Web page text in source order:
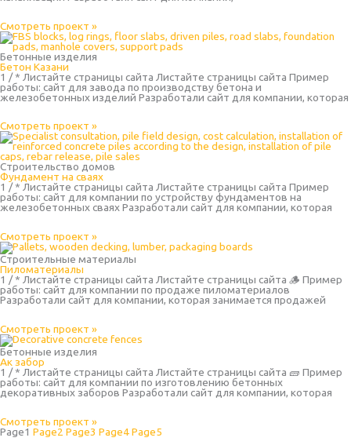
Смотреть проект »
Бетонные изделия
Бетон Казани
1 / * Листайте страницы сайта Листайте страницы сайта Пример
работы: сайт для завода по производству бетона и
железобетонных изделий Разработали сайт для компании, которая
Смотреть проект »
Строительство домов
Фундамент на сваях
1 / * Листайте страницы сайта Листайте страницы сайта Пример
работы: сайт для компании по устройству фундаментов на
железобетонных сваях Разработали сайт для компании, которая
Смотреть проект »
Строительные материалы
Пиломатериалы
1 / * Листайте страницы сайта Листайте страницы сайта 🪵 Пример
работы: сайт для компании по продаже пиломатериалов
Разработали сайт для компании, которая занимается продажей
Смотреть проект »
Бетонные изделия
Ак забор
1 / * Листайте страницы сайта Листайте страницы сайта 🧱 Пример
работы: сайт для компании по изготовлению бетонных
декоративных заборов Разработали сайт для компании, которая
Смотреть проект »
Page1 Page2 Page3 Page4Page5